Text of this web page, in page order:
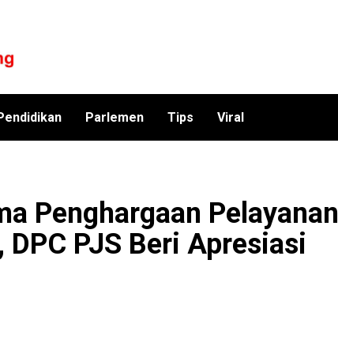
Parlemen Tips Viral
Penghargaan Pelayanan
PJS Beri Apresiasi